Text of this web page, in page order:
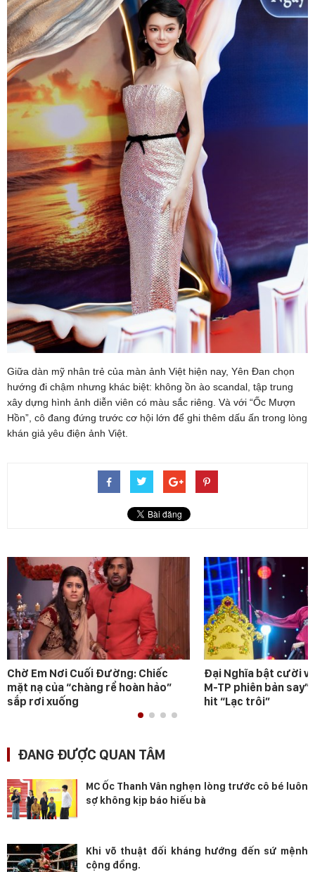
Giữa dàn mỹ nhân trẻ của màn ảnh Việt hiện nay, Yên Đan chọn
hướng đi chậm nhưng khác biệt: không ồn ào scandal, tập trung
xây dựng hình ảnh diễn viên có màu sắc riêng. Và với “Ốc Mượn
Hồn”, cô đang đứng trước cơ hội lớn để ghi thêm dấu ấn trong lòng
khán giả yêu điện ảnh Việt.
Chờ Em Nơi Cuối Đường: Chiếc
mặt nạ của “chàng rể hoàn hảo”
sắp rơi xuống
Đại Nghĩa bật cười
M-TP phiên bản say”
hit “Lạc trôi”
ĐANG ĐƯỢC QUAN TÂM
MC Ốc Thanh Vân nghẹn lòng trước cô bé luôn
sợ không kịp báo hiếu bà
Khi võ thuật đối kháng hướng đến sứ mệnh
cộng đồng.